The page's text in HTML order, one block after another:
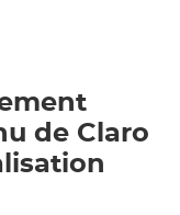
de Claro